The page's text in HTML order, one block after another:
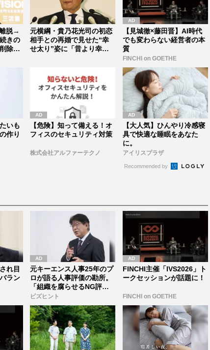
脱→
きの
除」
元横綱・貴乃花光司の初恋
相手との再婚で見せた“幸
せ太り”姿に「昔より幸せ
【見城徹×藤田晋】AI時代
でも変わらない経営者の本
質
FINCHI on GOETHE
いも
作り
【危険】知って備える！オ
フィスのセキュリティ対策
株式会社アルファーテクノ
【大人気】ひんやり冷感寝
具で快適な睡眠をあなた
に。
アイリスプラザ
Recommended by
れ目
ラン
元キーエンス人事25年のプ
ロが語る人事評価の勘所。
「組織を腐らせるNG評
価」とは...
ビズヒント
FINCHI主催「IVS2026」ト
ークセッションが話題に！
FINCHI on GOETHE